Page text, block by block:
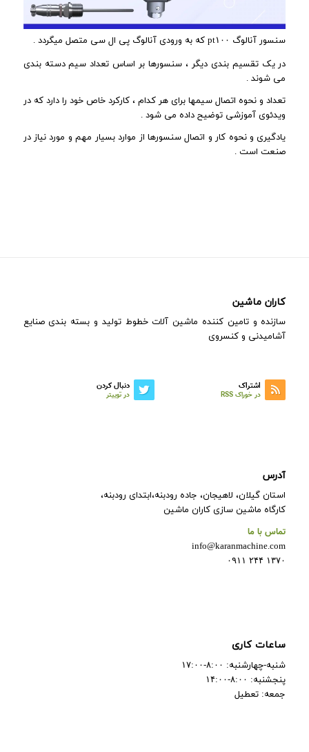
سنسور آنالوگ pt۱۰۰ که به ورودی آنالوگ پی ال سی متصل میگردد .
در یک تقسیم بندی دیگر ، سنسورها بر اساس تعداد سیم دسته بندی
می شوند .
تعداد و نحوه اتصال سیمها برای هر کدام ، کارکرد خاص خود را دارد که در
ویدئوی آموزشی توضیح داده می شود .
یادگیری و نحوه کار و اتصال سنسورها از موارد بسیار مهم و مورد نیاز در
صنعت است .
کاران ماشین
سازنده و تامین کننده ماشین آلات خطوط تولید و بسته بندی صنایع
آشامیدنی و کنسروی
دنبال کردن
در توییتر
اشتراک
در خوراک RSS
آدرس
استان گیلان، لاهیجان، جاده رودبنه،ابتدای رودبنه،
کارگاه ماشین سازی کاران ماشین
تماس با ما
info@karanmachine.com
۱۳۷۰ ۲۴۴ ۰۹۱۱
ساعات کاری
شنبه-چهارشنبه: ۸:۰۰-۱۷:۰۰
پنجشنبه: ۸:۰۰-۱۴:۰۰
جمعه: تعطیل